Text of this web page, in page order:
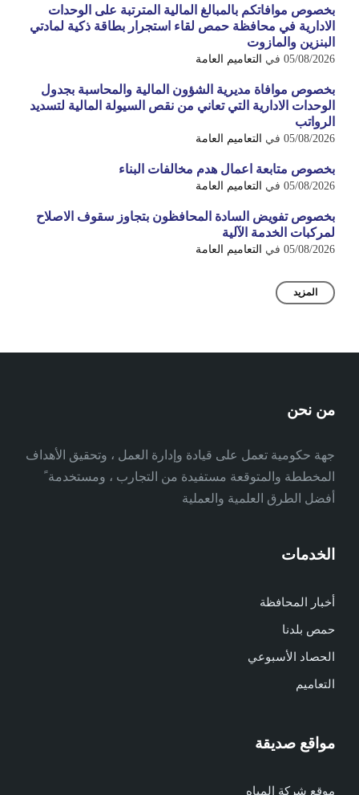
بخصوص موافاتكم بالمبالغ المالية المترتبة على الوحدات
الادارية في محافظة حمص لقاء استجرار بطاقة ذكية لمادتي
البنزين والمازوت
05/08/2026 في التعاميم العامة
بخصوص موافاة مديرية الشؤون المالية والمحاسبة بجدول
الوحدات الادارية التي تعاني من نقص السيولة المالية لتسديد
الرواتب
05/08/2026 في التعاميم العامة
بخصوص متابعة اعمال هدم مخالفات البناء
05/08/2026 في التعاميم العامة
بخصوص تفويض السادة المحافظون بتجاوز سقوف الاصلاح
لمركبات الخدمة الآلية
05/08/2026 في التعاميم العامة
المزيد
من نحن
جهة حكومية تعمل على قيادة وإدارة العمل ، وتحقيق الأهداف
المخططة والمتوقعة مستفيدة من التجارب ، ومستخدمة ً
أفضل الطرق العلمية والعملية
الخدمات
أخبار المحافظة
حمص بلدنا
الحصاد الأسبوعي
التعاميم
مواقع صديقة
موقع شركة المياه